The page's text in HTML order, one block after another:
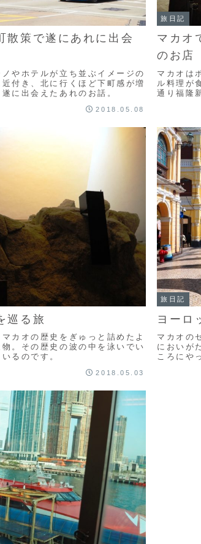
散策で遂にあれに出会
やホテルが立ち並ぶイメージの
付き、北に行くほど下町感が増
に出会えたあれのお話。
2018.05.08
旅日記
マカオ
のお店
マカオは
ル料理が
通り福隆
巡る旅
カオの歴史をぎゅっと詰めたよ
。その歴史の波の中を泳いでい
るのです。
2018.05.03
旅日記
ヨーロ
マカオの
においが
ころにや